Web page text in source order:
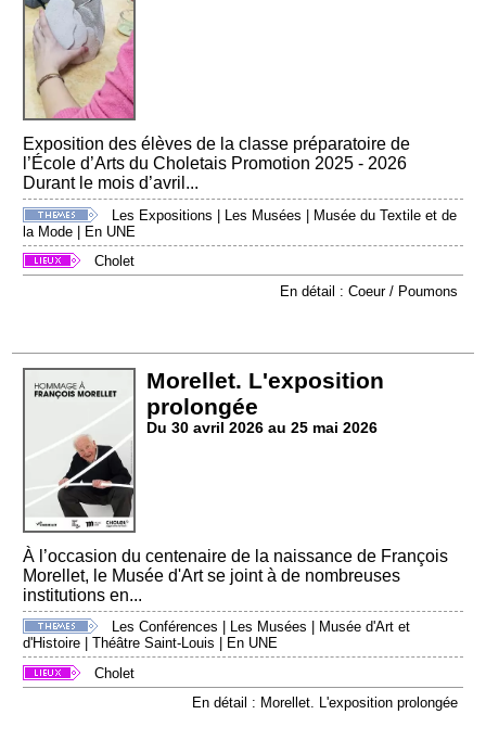
Exposition des élèves de la classe préparatoire de
l’École d’Arts du Choletais Promotion 2025 - 2026
Durant le mois d’avril...
Les Expositions | Les Musées | Musée du Textile et de
la Mode | En UNE
Cholet
En détail : Coeur / Poumons
Morellet. L'exposition
prolongée
Du 30 avril 2026 au 25 mai 2026
À l’occasion du centenaire de la naissance de François
Morellet, le Musée d'Art se joint à de nombreuses
institutions en...
Les Conférences Les Musées
Musée d'Art et
d'Histoire |Théâtre Saint-Louis
En UNE
Cholet
En détail : Morellet. L'exposition prolongée